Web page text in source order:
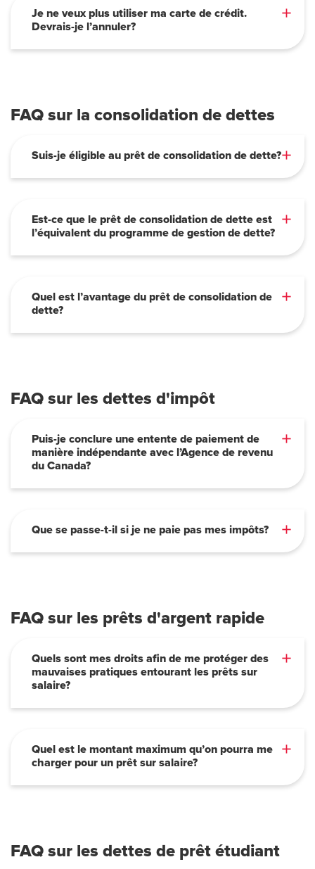
Je ne veux plus utiliser ma carte de crédit.
Devrais-je l’annuler?
FAQ sur la consolidation de dettes
Suis-je éligible au prêt de consolidation de dette?
Est-ce que le prêt de consolidation de dette est
l’équivalent du programme de gestion de dette?
Quel est l’avantage du prêt de consolidation de
dette?
FAQ sur les dettes d'impôt
Puis-je conclure une entente de paiement de
manière indépendante avec l’Agence de revenu
du Canada?
Que se passe-t-il si je ne paie pas mes impôts?
FAQ sur les prêts d'argent rapide
Quels sont mes droits afin de me protéger des
mauvaises pratiques entourant les prêts sur
salaire?
Quel est le montant maximum qu’on pourra me
charger pour un prêt sur salaire?
FAQ sur les dettes de prêt étudiant